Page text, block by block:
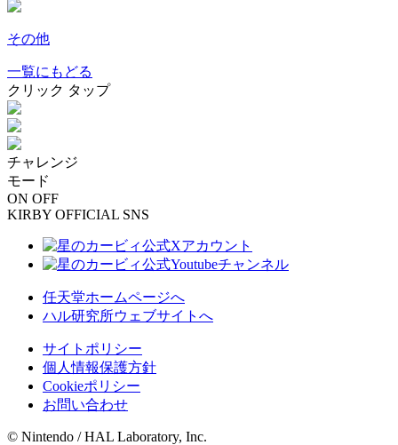
その他
一覧にもどる
クリック タップ
チャレンジ
モード
ON OFF
KIRBY OFFICIAL SNS
任天堂ホームページへ
ハル研究所ウェブサイトへ
サイトポリシー
個人情報保護方針
Cookieポリシー
お問い合わせ
© Nintendo / HAL Laboratory, Inc.